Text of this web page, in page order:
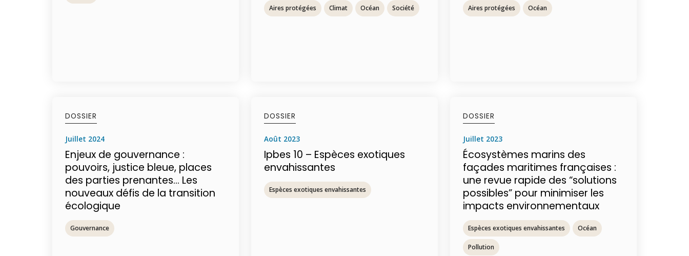
Aires protégées Climat Océan Société Aires protégées Océan
DOSSIER
juillet 2024
Enjeux de gouvernance :
pouvoirs, justice bleue, places
des parties prenantes… Les
nouveaux défis de la transition
écologique
Gouvernance
DOSSIER
août 2023
Ipbes 10 – Espèces exotiques
envahissantes
Espèces exotiques envahissantes
DOSSIER
juillet 2023
Écosystèmes marins des
façades maritimes françaises :
une revue rapide des “solutions
possibles” pour minimiser les
impacts environnementaux
Espèces exotiques envahissantes Océan
Pollution